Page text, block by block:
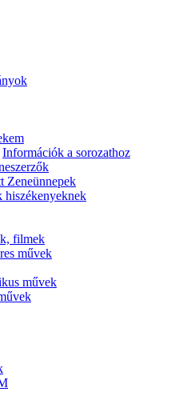
Információk a sorozathoz
Zeneünnepek
hiszékenyeknek
filmek
művek
művek